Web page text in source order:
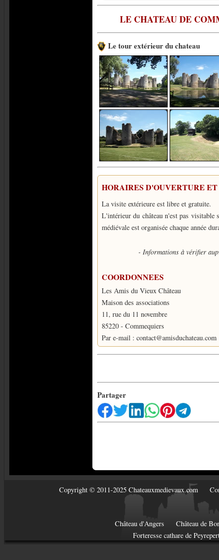
LE CHATEAU DE
Le tour extérieur du chateau
HORAIRES D'OUVERTURE
La visite extérieure est libre et gratuite.
L'intérieur du château n'est pas visitable
médiévale est organisée chaque année
- Informations à vérifier
COORDONNEES
Les Amis du Vieux Château
Maison des associations
11, rue du 11 novembre
85220 - Commequiers
Par e-mail : contact@amisduchateau.com
Partager
Copyright © 2011-2025 Chateauxmedievaux.com
Château d'Angers
Château de
Forteresse cathare de